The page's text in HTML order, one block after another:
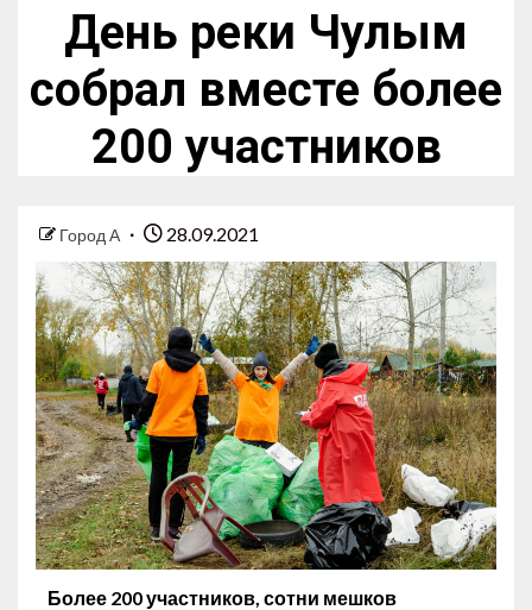
День реки Чулым
собрал вместе более
200 участников
Город А 28.09.2021
Более 200 участников, сотни мешков